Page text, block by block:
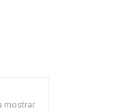
mostrar